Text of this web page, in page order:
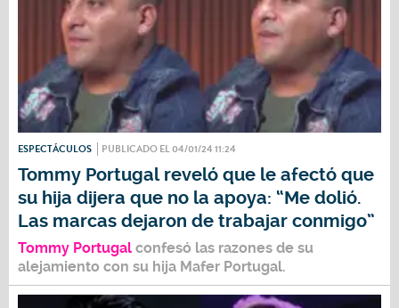
ESPECTÁCULOS PUBLICADO EL 04/01/24 11:24
Tommy Portugal reveló que le afectó que
su hija dijera que no la apoya: “Me dolió.
Las marcas dejaron de trabajar conmigo”
Tommy Portugal confesó las razones de su
alejamiento con su hija Mafer Portugal.